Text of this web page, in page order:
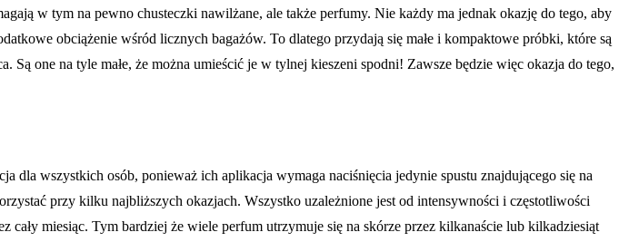
w tym na pewno chusteczki nawilżane, ale także perfumy. Nie każdy ma jednak okazję do tego, aby
obciążenie wśród licznych bagażów. To dlatego przydają się małe i kompaktowe próbki, które są
one na tyle małe, że można umieścić je w tylnej kieszeni spodni! Zawsze będzie więc okazja do tego,
wszystkich osób, ponieważ ich aplikacja wymaga naciśnięcia jedynie spustu znajdującego się na
przy kilku najbliższych okazjach. Wszystko uzależnione jest od intensywności i częstotliwości
miesiąc. Tym bardziej że wiele perfum utrzymuje się na skórze przez kilkanaście lub kilkadziesiąt